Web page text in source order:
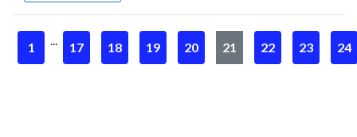
1 17 18 19 20 21 22 23 24